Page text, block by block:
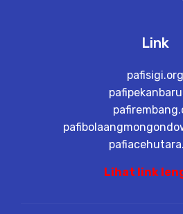
Link
pafisigi.org
Lihat link